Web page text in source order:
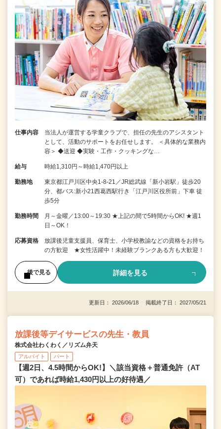
仕事内容
当法人が運営する学童クラブで、担任の先生のアシスタント
として、活動のサポートをお任せします。 ＜具体的な業務内
容＞ ◆送迎 ◆実験・工作・クッキングな…
給与 時給1,310円～時給1,470円以上
勤務地
東京都江戸川区中央1-8-21／JR総武線「新小岩駅」徒歩20
分、都バス:新小21西葛西駅行き「江戸川区役所前」下車 徒
歩5分
勤務時間
月～金曜／13:00～19:30 ★上記の間で5時間からOK! ★週1
日～OK！
応募資格
放課後児童支援員、保育士、小学校教諭などの資格をお持ち
の方歓迎 ★女性活躍中！未経験ブランクある方も大歓迎！
後で見る 詳細を見る
更新日： 2026/06/18 掲載終了日： 2027/05/21
放課後等デイサービスの先生・教員
株式会社わくわく／リズム弁天
アルバイト パート
【週2日、4.5時間からOK!】＼該当資格＋普通免許（AT
可）であれば時給1,430円以上の好待遇／